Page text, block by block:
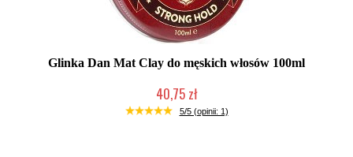
Glinka Dan Mat Clay do męskich włosów 100ml
40,75 zł
Produkt wycofany
5/5 (opinii: 1)